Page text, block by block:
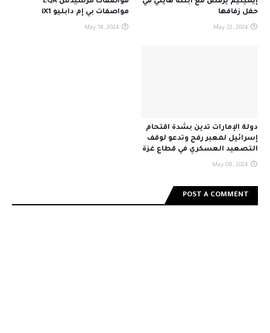
إيمينيم يرقص مع ابنته هايلي في
حفل زفافها
May 22, 2024
مواصفات مرسيدس EQA
مواصفات بي إم دابليو iX1
May 14, 2024
دولة الإمارات تدين بشدة اقتحام
إسرائيل لمعبر رفح وتدعو لوقف
التصعيد العسكري في قطاع غزة
May 08, 2024
POST A COMMENT